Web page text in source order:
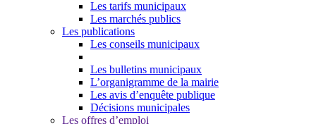
Les tarifs municipaux
Les marchés publics
Les publications
Les conseils municipaux
Les bulletins municipaux
L’organigramme de la mairie
Les avis d’enquête publique
Décisions municipales
Les offres d’emploi